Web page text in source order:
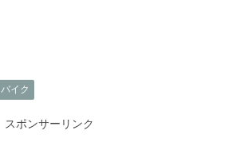
バイク
スポンサーリンク